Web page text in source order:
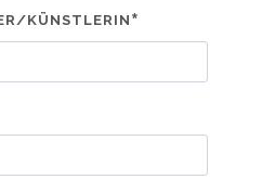
KÜNSTLERIN *